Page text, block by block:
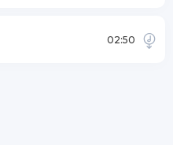
02:50